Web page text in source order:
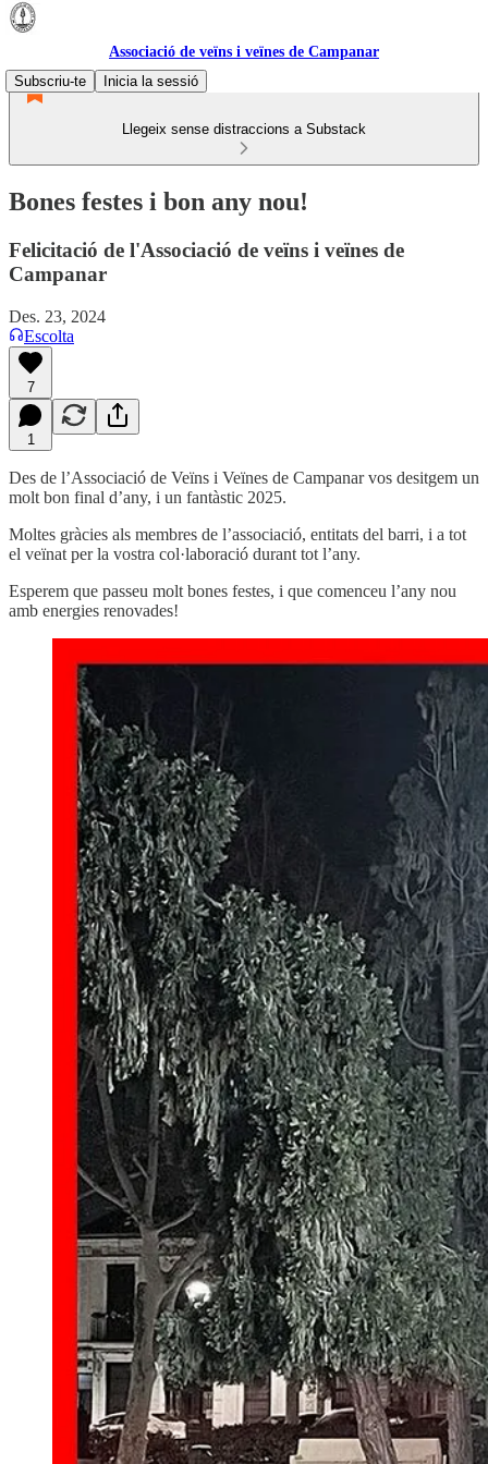
Associació de veïns i veïnes de Campanar
Subscriu-te
Inicia la sessió
Llegeix sense distraccions a Substack
Bones festes i bon any nou!
Felicitació de l'Associació de veïns i veïnes de
Campanar
Des. 23, 2024
Escolta
7
1
Des de l’Associació de Veïns i Veïnes de Campanar vos desitgem un
molt bon final d’any, i un fantàstic 2025.
Moltes gràcies als membres de l’associació, entitats del barri, i a tot
el veïnat per la vostra col·laboració durant tot l’any.
Esperem que passeu molt bones festes, i que comenceu l’any nou
amb energies renovades!